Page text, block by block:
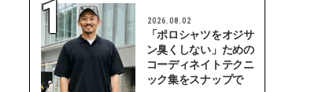
2026.08.02
「ポロシャツをオジサ
ン臭くしない」ための
コーディネイトテクニ
ック集をスナップで